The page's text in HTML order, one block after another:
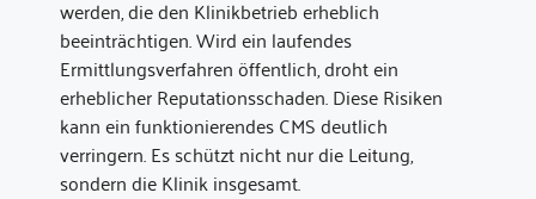
werden, die den Klinikbetrieb erheblich
beeinträchtigen. Wird ein laufendes
Ermittlungsverfahren öffentlich, droht ein
erheblicher Reputationsschaden. Diese Risiken
kann ein funktionierendes CMS deutlich
verringern. Es schützt nicht nur die Leitung,
sondern die Klinik insgesamt.